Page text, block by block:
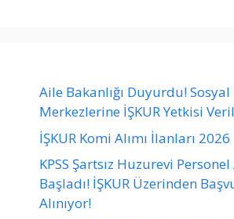
Aile Bakanlığı Duyurdu!
Merkezlerine İŞKUR Yetkisi
İŞKUR Komi Alımı İlanları 2026
KPSS Şartsız Huzurevi Personel
Başladı! İŞKUR Üzerinden
Alınıyor!